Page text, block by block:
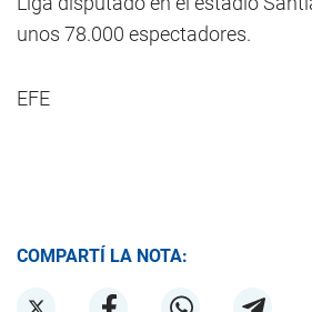
unos 78.000 espectadores.
EFE
COMPARTÍ LA NOTA: